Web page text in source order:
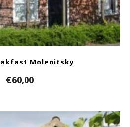
Molenitsky
€60,00